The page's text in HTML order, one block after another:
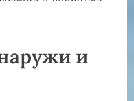
и